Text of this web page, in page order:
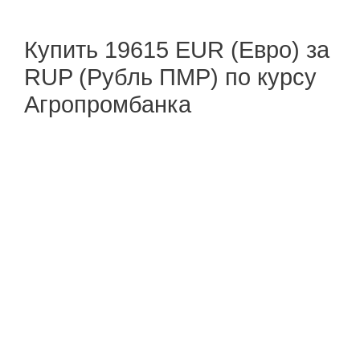
Купить 19615 EUR (Евро) за
RUP (Рубль ПМР) по курсу
Агропромбанка